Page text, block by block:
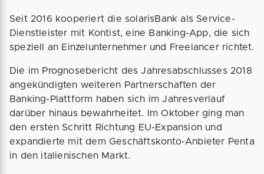
Seit 2016 kooperiert die solarisBank als Service-
Dienstleister mit Kontist, eine Banking-App, die sich
speziell an Einzelunternehmer und Freelancer richtet.
Die im Prognosebericht des Jahresabschlusses 2018
angekündigten weiteren Partnerschaften der
Banking-Plattform haben sich im Jahresverlauf
darüber hinaus bewahrheitet. Im Oktober ging man
den ersten Schritt Richtung EU-Expansion und
expandierte mit dem Geschäftskonto-Anbieter Penta
in den italienischen Markt.